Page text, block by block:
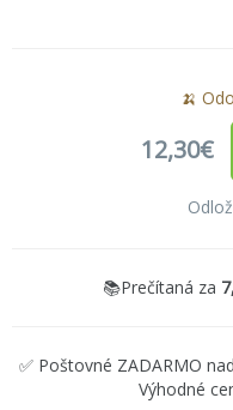
🍌
12,30€
📚Prečítaná za
✅ Poštovné ZADARMO
Výhodné